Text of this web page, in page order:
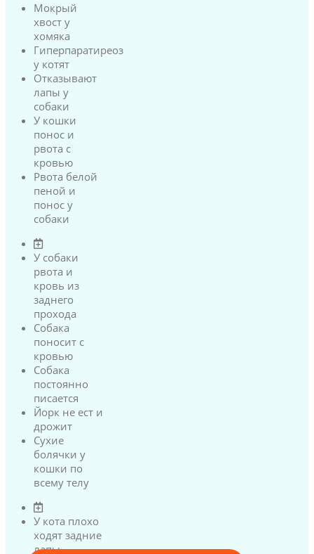
Мокрый
хвост у
хомяка
Гиперпаратиреоз
у котят
Отказывают
лапы у
собаки
У кошки
понос и
рвота с
кровью
Рвота белой
пеной и
понос у
собаки
У собаки
рвота и
кровь из
заднего
прохода
Собака
поносит с
кровью
Собака
постоянно
писается
Йорк не ест и
дрожит
Сухие
болячки у
кошки по
всему телу
У кота плохо
ходят задние
лапы